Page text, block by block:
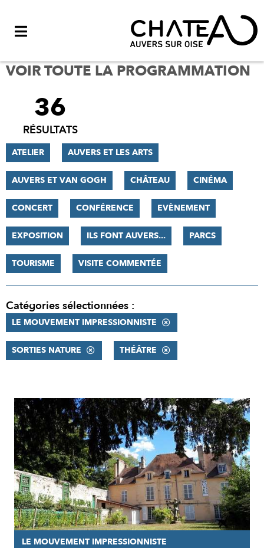
VOIR TOUTE LA PROGRAMMATION
FILTRER
RÉSULTATS
36
RÉSULTATS
ATELIER AUVERS ET LES ARTS
AUVERS ET VAN GOGH CHÂTEAU CINÉMA
CONCERT CONFÉRENCE EVÈNEMENT
EXPOSITION ILS FONT AUVERS... PARCS
TOURISME VISITE COMMENTÉE
Catégories sélectionnées :
LE MOUVEMENT IMPRESSIONNISTE
SORTIES NATURE THÉÂTRE
RÉSULTATS
LE MOUVEMENT IMPRESSIONNISTE